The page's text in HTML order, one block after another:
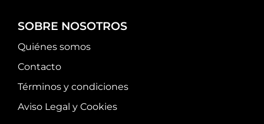
SOBRE NOSOTROS
Quiénes somos
Contacto
Términos y condiciones
Aviso Legal y Cookies